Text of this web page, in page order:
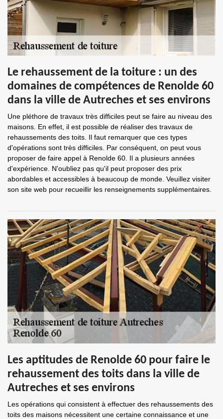
Le rehaussement de la toiture : un des
domaines de compétences de Renolde 60
dans la ville de Autreches et ses environs
Une pléthore de travaux très difficiles peut se faire au niveau des
maisons. En effet, il est possible de réaliser des travaux de
rehaussements des toits. Il faut remarquer que ces types
d'opérations sont très difficiles. Par conséquent, on peut vous
proposer de faire appel à Renolde 60. Il a plusieurs années
d'expérience. N'oubliez pas qu'il peut proposer des prix
abordables et accessibles à beaucoup de monde. Veuillez visiter
son site web pour recueillir les renseignements supplémentaires.
Les aptitudes de Renolde 60 pour faire le
rehaussement des toits dans la ville de
Autreches et ses environs
Les opérations qui consistent à effectuer des rehaussements des
toits des maisons nécessitent une certaine connaissance et une